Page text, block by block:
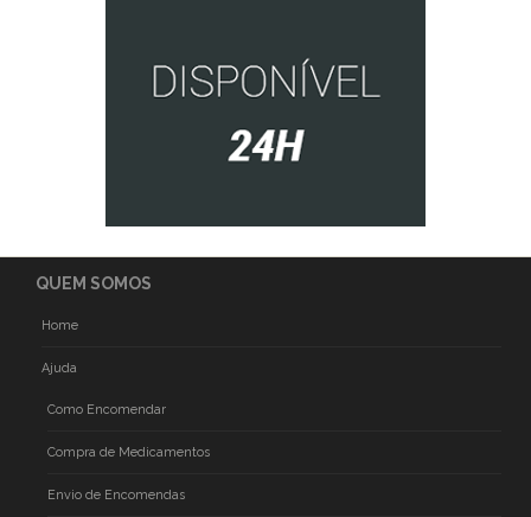
QUEM SOMOS
Home
Ajuda
Como Encomendar
Compra de Medicamentos
Envio de Encomendas